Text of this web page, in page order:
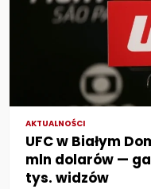
AKTUALNOŚCI
UFC w Białym
mln dolarów —
tys. widzów